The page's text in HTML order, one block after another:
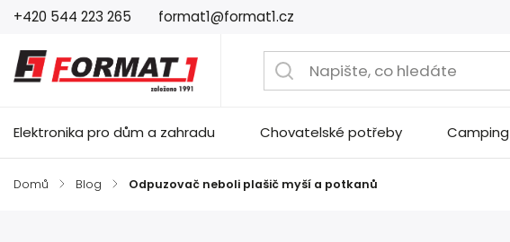
+420 544 223 265 format1@format1.cz
Elektronika pro dům a zahradu Chovatelské potřeby
Domů / Blog / Odpuzovač neboli plašič myší a potkanů